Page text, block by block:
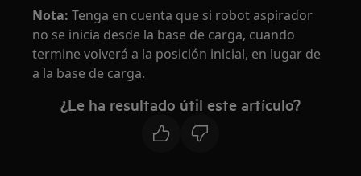
Nota: Tenga en cuenta que si robot aspirador
no se inicia desde la base de carga, cuando
termine volverá a la posición inicial, en lugar de
a la base de carga.
¿Le ha resultado útil este artículo?